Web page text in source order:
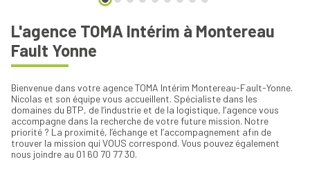
L'agence TOMA Intérim à Montereau
Fault Yonne
Bienvenue dans votre agence TOMA Intérim Montereau-Fault-Yonne.
Nicolas et son équipe vous accueillent. Spécialiste dans les
domaines du BTP, de l‘industrie et de la logistique, l’agence vous
accompagne dans la recherche de votre future mission. Notre
priorité ? La proximité, l’échange et l’accompagnement afin de
trouver la mission qui VOUS correspond. Vous pouvez également
nous joindre au 01 60 70 77 30.